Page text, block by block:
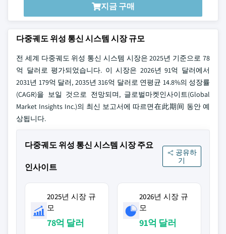
지금 구매
다중궤도 위성 통신 시스템 시장 규모
전 세계 다중궤도 위성 통신 시스템 시장은 2025년 기준으로 78
억 달러로 평가되었습니다. 이 시장은 2026년 91억 달러에서
2031년 179억 달러, 2035년 316억 달러로 연평균 14.8%의 성장률
(CAGR)을 보일 것으로 전망되며, 글로벌마켓인사이트(Global
Market Insights Inc.)의 최신 보고서에 따르면在此期间 동안 예
상됩니다.
다중궤도 위성 통신 시스템 시장 주요
인사이트
공유하
기
2025년 시장 규
모
78억 달러
2026년 시장 규
모
91억 달러